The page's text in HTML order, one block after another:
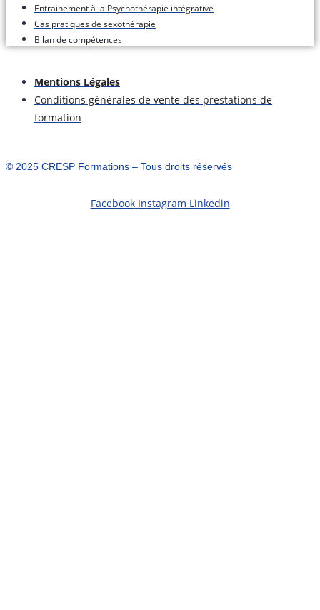
Entrainement à la Psychothérapie intégrative
Cas pratiques de sexothérapie
Bilan de compétences
Mentions Légales
Conditions générales de vente des prestations de
formation
©️ 2025 CRESP Formations – Tous droits réservés
Facebook Instagram Linkedin